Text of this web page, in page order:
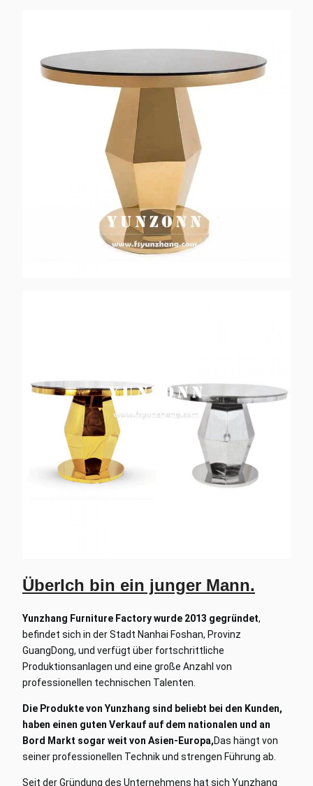
ÜberIch bin ein junger Mann.
Yunzhang Furniture Factory wurde 2013 gegründet,
befindet sich in der Stadt Nanhai Foshan, Provinz
GuangDong, und verfügt über fortschrittliche
Produktionsanlagen und eine große Anzahl von
professionellen technischen Talenten.
Die Produkte von Yunzhang sind beliebt bei den Kunden,
haben einen guten Verkauf auf dem nationalen und an
Bord Markt sogar weit von Asien-Europa,Das hängt von
seiner professionellen Technik und strengen Führung ab.
Seit der Gründung des Unternehmens hat sich Yunzhang